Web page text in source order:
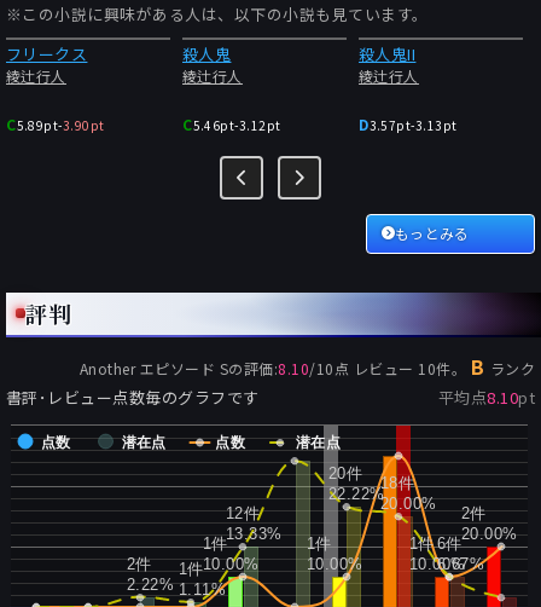
※この小説に興味がある人は、以下の小説も見ています。
フリークス
綾辻行人
C5.89pt-3.90pt
殺人鬼
綾辻行人
C5.46pt-3.12pt
殺人鬼II
綾辻行人
D3.57pt-3.13pt
もっとみる
評判
Another エピソード Sの評価:8.10/10点 レビュー 10件。 B ランク
書評･レビュー点数毎のグラフです 平均点8.10pt
点数 潜在点 点数 潜在点
1件
10.00%
1件
10.00%
1件
10.00%
2件
20.00%
2件
2.22%
1件
1.11%
12件
13.33%
20件
22.22%
18件
20.00%
6件
6.67%